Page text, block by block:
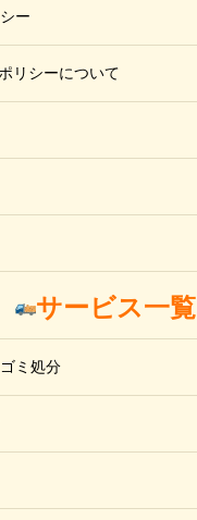
ー
リシーについて
サービス一覧
ミ処分